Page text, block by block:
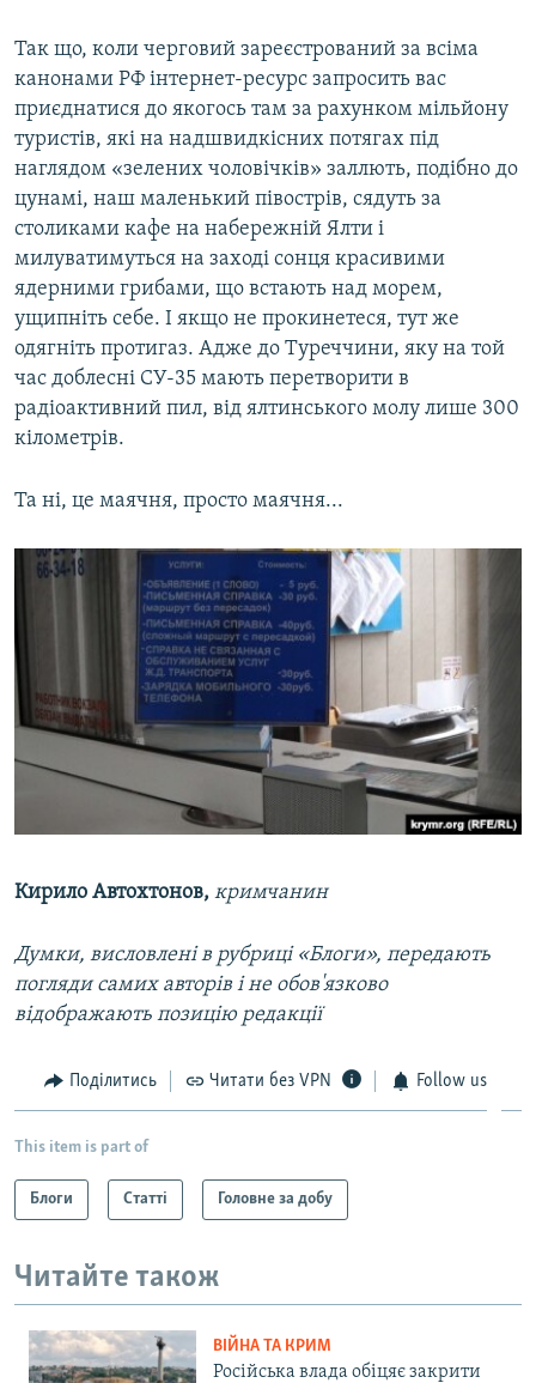
Так що, коли черговий зареєстрований за всіма
канонами РФ інтернет-ресурс запросить вас
приєднатися до якогось там за рахунком мільйону
туристів, які на надшвидкісних потягах під
наглядом «зелених чоловічків» заллють, подібно до
цунамі, наш маленький півострів, сядуть за
столиками кафе на набережній Ялти і
милуватимуться на заході сонця красивими
ядерними грибами, що встають над морем,
ущипніть себе. І якщо не прокинетеся, тут же
одягніть протигаз. Адже до Туреччини, яку на той
час доблесні СУ-35 мають перетворити в
радіоактивний пил, від ялтинського молу лише 300
кілометрів.
Та ні, це маячня, просто маячня...
Кирило Автохтонов, кримчанин
Думки, висловлені в рубриці «Блоги», передають
погляди самих авторів і не обов'язково
відображають позицію редакції
Поділитись Читати без VPN Follow us
This item is part of
Блоги Статті Головне за добу
Читайте також
ВІЙНА ТА КРИМ
Російська влада обіцяє закрити